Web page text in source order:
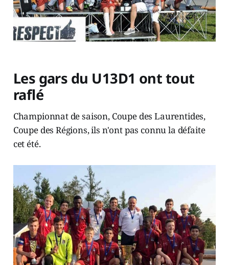
Les gars du U13D1 ont tout
raflé
Championnat de saison, Coupe des Laurentides,
Coupe des Régions, ils n'ont pas connu la défaite
cet été.